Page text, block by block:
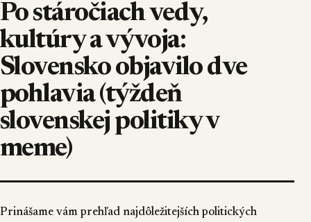
Po stáročiach vedy,
kultúry a vývoja:
Slovensko objavilo dve
pohlavia (týždeň
slovenskej politiky v
meme)
Prinášame vám prehľad najdôležitejších politických